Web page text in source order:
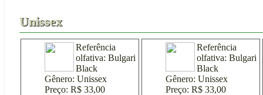
Unissex
Referência
olfativa: Bulgari
Black
Gênero: Unissex
Preço: R$ 33,00
Referência
olfativa: Bulgari
Black
Gênero: Unissex
Preço: R$ 33,00